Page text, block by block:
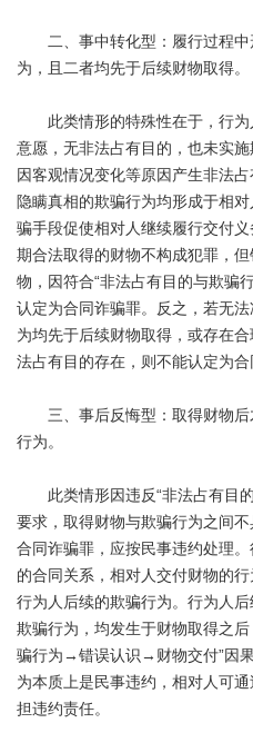
二、事中转化型：履行过程中
为，且二者均先于后续财物取得。
此类情形的特殊性在于，行为
意愿，无非法占有目的，也未实
因客观情况变化等原因产生非法
隐瞒真相的欺骗行为均形成于相
骗手段促使相对人继续履行交付
期合法取得的财物不构成犯罪，
物，因符合“非法占有目的与欺骗
认定为合同诈骗罪。反之，若无
为均先于后续财物取得，或存在
法占有目的存在，则不能认定为合
三、事后反悔型：取得财物后
行为。
此类情形因违反“非法占有目的
要求，取得财物与欺骗行为之间
合同诈骗罪，应按民事违约处理
的合同关系，相对人交付财物的
行为人后续的欺骗行为。行为人
欺骗行为，均发生于财物取得之
骗行为→错误认识→财物交付”因
为本质上是民事违约，相对人可
担违约责任。